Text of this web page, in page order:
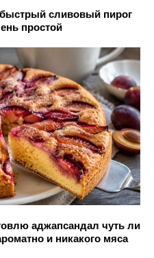
быстрый сливовый пирог
простой
аджапсандал чуть ли
и никакого мяса